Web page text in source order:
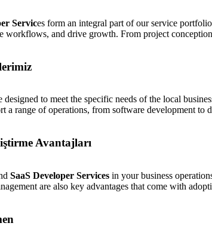
Services form an integral part of our service
workflows, and drive growth. From project
designed to meet the specific needs of the local
a range of operations, from software development to
Avantajları
SaaS Developer Services in your business
are also key advantages that come with